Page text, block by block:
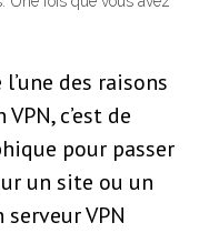
des raisons
c’est de
pour passer
un site ou un
VPN